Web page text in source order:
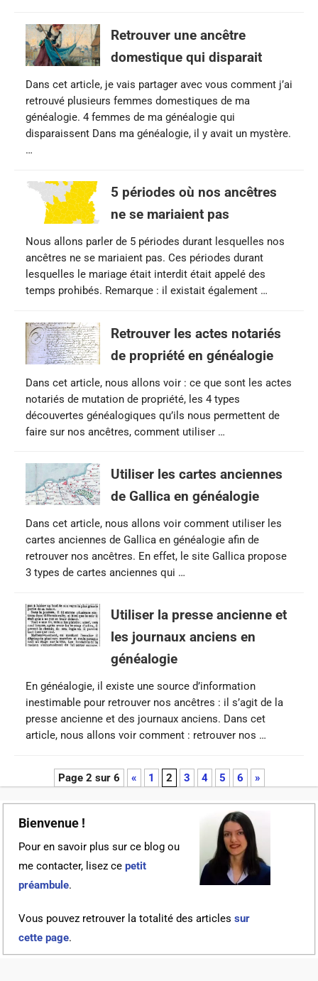
Retrouver une ancêtre
domestique qui disparait
Dans cet article, je vais partager avec vous comment j’ai
retrouvé plusieurs femmes domestiques de ma
généalogie. 4 femmes de ma généalogie qui
disparaissent Dans ma généalogie, il y avait un mystère.
…
5 périodes où nos ancêtres
ne se mariaient pas
Nous allons parler de 5 périodes durant lesquelles nos
ancêtres ne se mariaient pas. Ces périodes durant
lesquelles le mariage était interdit était appelé des
temps prohibés. Remarque : il existait également …
Retrouver les actes notariés
de propriété en généalogie
Dans cet article, nous allons voir : ce que sont les actes
notariés de mutation de propriété, les 4 types
découvertes généalogiques qu’ils nous permettent de
faire sur nos ancêtres, comment utiliser …
Utiliser les cartes anciennes
de Gallica en généalogie
Dans cet article, nous allons voir comment utiliser les
cartes anciennes de Gallica en généalogie afin de
retrouver nos ancêtres. En effet, le site Gallica propose
3 types de cartes anciennes qui …
Utiliser la presse ancienne et
les journaux anciens en
généalogie
En généalogie, il existe une source d’information
inestimable pour retrouver nos ancêtres : il s’agit de la
presse ancienne et des journaux anciens. Dans cet
article, nous allons voir comment : retrouver nos …
Page 2 sur 6 « 1 2 3 4 5 6 »
Bienvenue !
Pour en savoir plus sur ce blog ou
me contacter, lisez cepetit
préambule.
Vous pouvez retrouver la totalité des articlessur
cette page.